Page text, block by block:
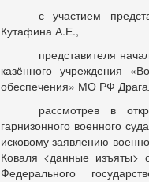
с участием
Кутафина А.Е.,
представителя
казённого учреждения
обеспечения» МО РФ
рассмотрев в
гарнизонного военного
исковому заявлению
Коваля <данные изъяты>
Федерального